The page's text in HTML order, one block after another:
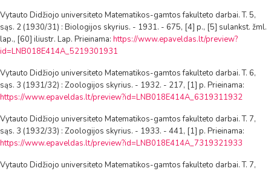
Vytauto Didžiojo universiteto Matematikos-gamtos fakulteto darbai. T. 5,
sąs. 2 (1930/31) : Biologijos skyrius. - 1931. - 675, [4] p., [5] sulankst. žml.
lap., [60] iliustr. Lap. Prieinama: https://www.epaveldas.lt/preview?
id=LNB018E414A_5219301931
Vytauto Didžiojo universiteto Matematikos-gamtos fakulteto darbai. T. 6,
sąs. 3 (1931/32) : Zoologijos skyrius. - 1932. - 217, [1] p. Prieinama:
https://www.epaveldas.lt/preview?id=LNB018E414A_6319311932
Vytauto Didžiojo universiteto Matematikos-gamtos fakulteto darbai. T. 7,
sąs. 3 (1932/33) : Zoologijos skyrius. - 1933. - 441, [1] p. Prieinama:
https://www.epaveldas.lt/preview?id=LNB018E414A_7319321933
Vytauto Didžiojo universiteto Matematikos-gamtos fakulteto darbai. T. 7,